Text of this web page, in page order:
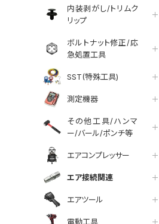
内装剥がし/トリムク
リップ
ボルトナット修正/応
急処置工具
SST(特殊工具)
測定機器
その他工具/ハンマ
ー/バール/ポンチ等
エアコンプレッサー
エア接続関連
エアツール
電動工具